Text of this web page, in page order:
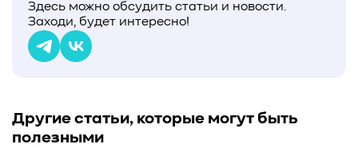
Здесь можно обсудить статьи и новости.
Заходи, будет интересно!
Другие статьи, которые могут быть
полезными